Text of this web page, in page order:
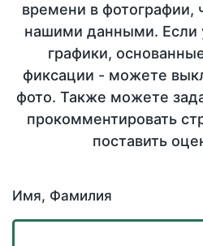
времени в фотографии,
нашими данными. Если
графики,
фиксации - можете
фото. Также можете
прокомментировать
поставить
Имя, Фамилия